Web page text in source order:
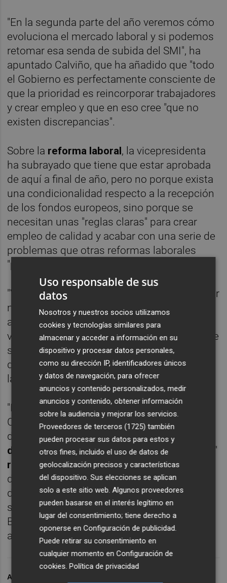
"En la segunda parte del año veremos cómo
evoluciona el mercado laboral y si podemos
retomar esa senda de subida del SMI", ha
apuntado Calviño, que ha añadido que "todo
el Gobierno es perfectamente consciente de
que la prioridad es reincorporar trabajadores
y crear empleo y que en eso cree "que no
existen discrepancias".
Sobre la reforma laboral, la vicepresidenta
ha subrayado que tiene que estar aprobada
de aquí a final de año, pero no porque exista
una condicionalidad respecto a la recepción
de los fondos europeos, sino porque se
necesitan unas "reglas claras" para crear
empleo de calidad y acabar con una serie de
problemas que otras reformas laborales
"parciales" no han logrado resolver.
"Vamos a poner todo el interés en concentrar
nuestros esfuerzos para llegar a un acuerdo
antes de final de año", ha señalado la
vicepresidenta, que ha añadido que de lo que
se trata no es de derogar la reforma laboral
de 2012, sino de pensar qué legislación
laboral quiere España para el futuro.
"Mirar al pasado no es productivo", ha dicho
Calviño, que ha citado entre los problemas
del mercado laboral español su "enorme
dualidad", laprecariedad juvenil, su "intensa"
rotación laboral, la temporalidad y una tasa
de paro estructural "muy elevada". "Este
diagnóstico es compartido con los agentes
sociales y las recomendaciones (de
Bruselas) nos la llevan haciendo años", ha
apuntado.
ARCHIVADO EN
Uso responsable de sus
datos
Nosotros y nuestros socios utilizamos
cookies y tecnologías similares para
almacenar y acceder a información en su
dispositivo y procesar datos personales,
como su dirección IP, identificadores únicos
y datos de navegación, para ofrecer
anuncios y contenido personalizados, medir
anuncios y contenido, obtener información
sobre la audiencia y mejorar los servicios.
Proveedores de terceros (1725) también
pueden procesar sus datos para estos y
otros fines, incluido el uso de datos de
geolocalización precisos y características
del dispositivo. Sus elecciones se aplican
solo a este sitio web. Algunos proveedores
pueden basarse en el interés legítimo en
lugar del consentimiento; tiene derecho a
oponerse enConfiguración de publicidad
Puede retirar su consentimiento en
cualquier momento enConfiguración de
cookies .Política de privacidad